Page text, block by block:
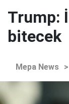
Trump:
bitecek
Mepa News >